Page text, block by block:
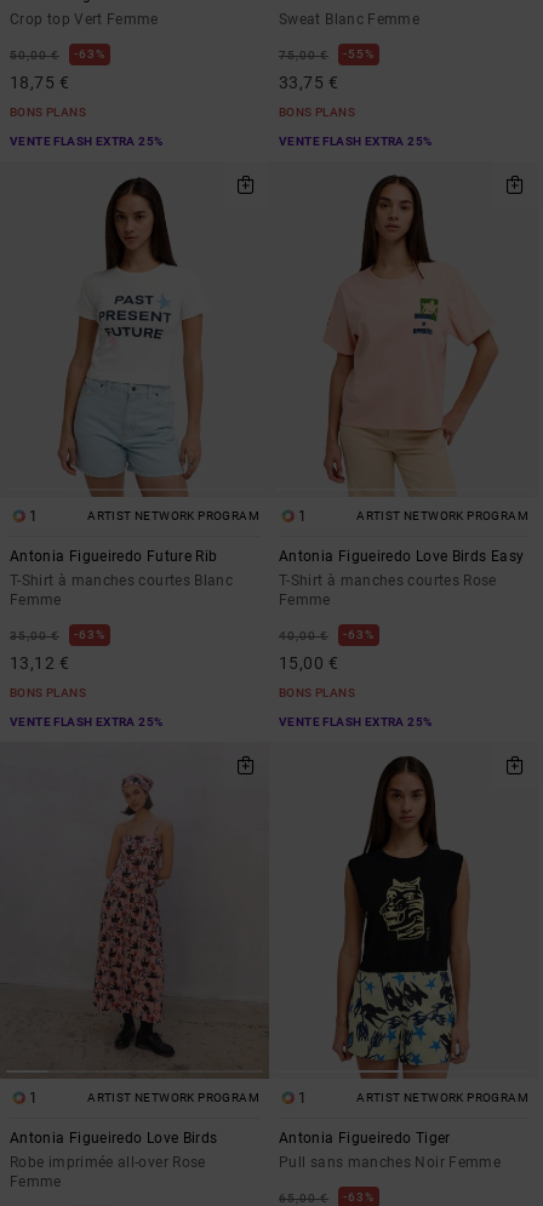
Crop top Vert Femme
50,00 € 63%
18,75 €
BONS PLANS
VENTE FLASH EXTRA 25%
Sweat Blanc Femme
75,00 € 55%
33,75 €
BONS PLANS
VENTE FLASH EXTRA 25%
1 ARTIST NETWORK PROGRAM
Antonia Figueiredo Future Rib
T-Shirt à manches courtes Blanc
Femme
35,00 € 63%
13,12 €
BONS PLANS
VENTE FLASH EXTRA 25%
1 ARTIST NETWORK PROGRAM
Antonia Figueiredo Love Birds Easy
T-Shirt à manches courtes Rose
Femme
40,00 € 63%
15,00 €
BONS PLANS
VENTE FLASH EXTRA 25%
1 ARTIST NETWORK PROGRAM
Antonia Figueiredo Love Birds
Robe imprimée all-over Rose
Femme
1 ARTIST NETWORK PROGRAM
Antonia Figueiredo Tiger
Pull sans manches Noir Femme
65,00 € 63%